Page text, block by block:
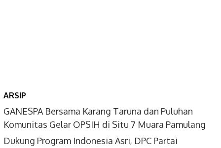
ARSIP
GANESPA Bersama Karang Taruna dan Puluhan
Komunitas Gelar OPSIH di Situ 7 Muara Pamulang
Dukung Program Indonesia Asri, DPC Partai